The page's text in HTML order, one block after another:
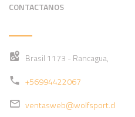
CONTACTANOS
Brasil 1173 - Rancagua,
+56994422067
ventasweb@wolfsport.cl